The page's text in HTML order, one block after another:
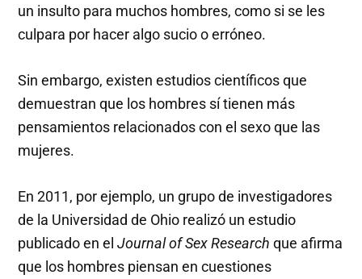
un insulto para muchos hombres, como si se les
culpara por hacer algo sucio o erróneo.
Sin embargo, existen estudios científicos que
demuestran que los hombres sí tienen más
pensamientos relacionados con el sexo que las
mujeres.
En 2011, por ejemplo, un grupo de investigadores
de la Universidad de Ohio realizó un estudio
publicado en elJournal of Sex Research que afirma
que los hombres piensan en cuestiones